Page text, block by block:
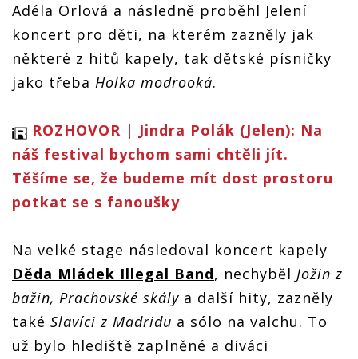
Adéla Orlová a následně proběhl Jelení
koncert pro děti, na kterém zazněly jak
některé z hitů kapely, tak dětské písničky
jako třeba Holka modrooká.
ROZHOVOR | Jindra Polák (Jelen): Na
náš festival bychom sami chtěli jít.
Těšíme se, že budeme mít dost prostoru
potkat se s fanoušky
Na velké stage následoval koncert kapely
Děda Mládek Illegal Band, nechyběl Jožin z
bažin, Prachovské skály a další hity, zazněly
také Slavíci z Madridu a sólo na valchu. To
už bylo hlediště zaplněné a diváci